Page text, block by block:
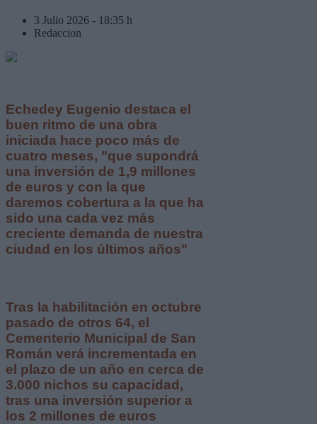
3 Julio 2026 - 18:35 h
Redaccion
Echedey Eugenio destaca el
buen ritmo de una obra
iniciada hace poco más de
cuatro meses, "que supondrá
una inversión de 1,9 millones
de euros y con la que
daremos cobertura a la que ha
sido una cada vez más
creciente demanda de nuestra
ciudad en los últimos años"
Tras la habilitación en octubre
pasado de otros 64, el
Cementerio Municipal de San
Román verá incrementada en
el plazo de un año en cerca de
3.000 nichos su capacidad,
tras una inversión superior a
los 2 millones de euros